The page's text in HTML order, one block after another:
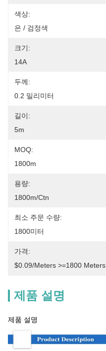
색상:
은 / 검정색
크기:
14A
두께:
0.2 밀리미터
길이:
5m
MOQ:
1800m
용량:
1800m/ctn
최소 주문 수량:
1800미터
가격:
$0.09/meters >=1800 Meters
제품 설명
제품 설명